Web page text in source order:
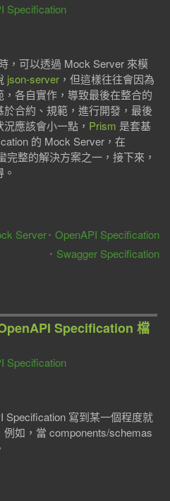
Specification
，可以透過 Mock Server 來模
json-server，但這樣往往會因為
各自實作，導致最後在整合的
合約、規範，進行開發，最後
應該會小一點， Prism 是套基
的 Mock Server，在
整的解決方案之一，接下來，
Server OpenAPI Specification
Swagger Specification
Specification 檔
Specification
Specification 寫到某一個程度就
如，當 components/schemas